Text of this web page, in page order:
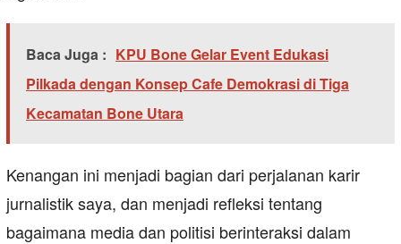
Baca Juga : KPU Bone Gelar Event Edukasi
Pilkada dengan Konsep Cafe Demokrasi di Tiga
Kecamatan Bone Utara
Kenangan ini menjadi bagian dari perjalanan karir
jurnalistik saya, dan menjadi refleksi tentang
bagaimana media dan politisi berinteraksi dalam